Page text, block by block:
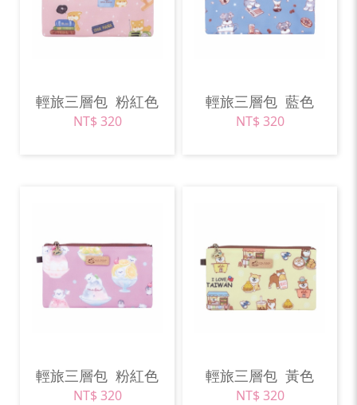
輕旅三層包 粉紅色
NT$ 320
輕旅三層包 藍色
NT$ 320
輕旅三層包 粉紅色
NT$ 320
輕旅三層包 黃色
NT$ 320